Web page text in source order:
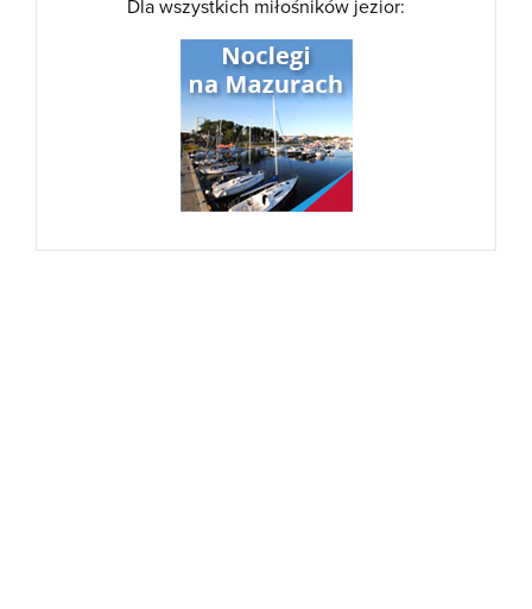
Dla wszystkich miłośników jezior: